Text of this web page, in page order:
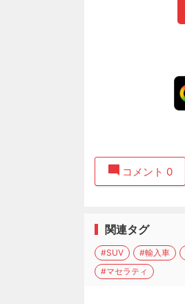
コメント 0
関連タグ
#SUV #輸入車
#マセラティ